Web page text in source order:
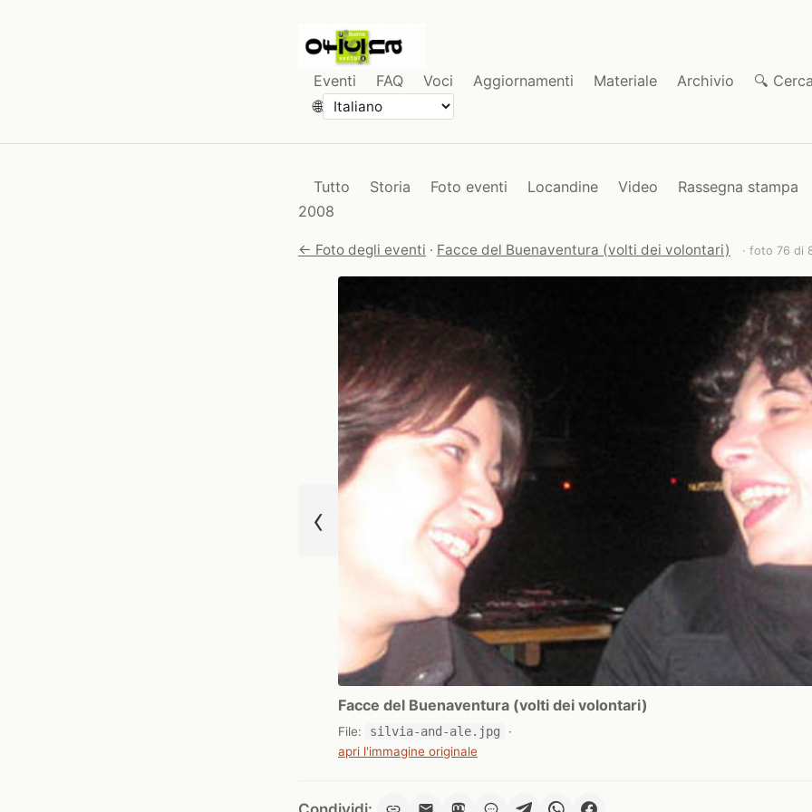
Eventi FAQ Voci Aggiornamenti Materiale Archivio
🔍
🌐
Tutto Storia Foto eventi Locandine Video
Rassegna stampa
2008
← Foto degli eventi · Facce del Buenaventura (volti dei volontari) · foto 76 di
‹
Facce del Buenaventura (volti dei volontari)
File: silvia-and-ale.jpg
·
apri l'immagine originale